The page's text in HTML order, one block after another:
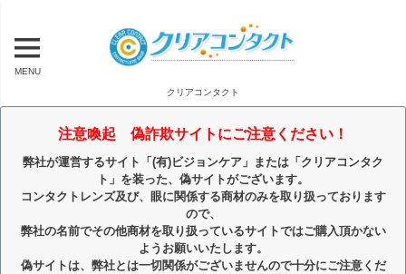
MENU
クリアコンタクト
注意喚起 偽詐欺サイトにご注意ください！
弊社が運営するサイト「(有)ビジョンケア」または「クリアコンタク
ト」を装った、偽サイトがございます。
コンタクトレンズ及び、眼に関係する商材のみを取り扱っております
ので、
弊社の名前でその他商材を取り扱っているサイトではご購入頂かない
ようお願いいたします。
偽サイトは、弊社とは一切関係がございませんので十分にご注意くだ